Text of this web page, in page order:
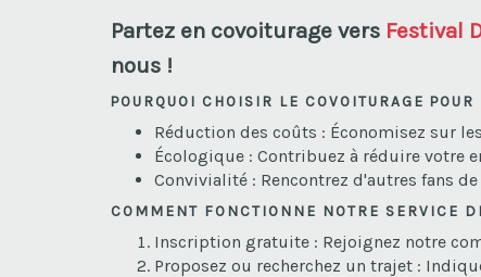
Partez en covoiturage vers Festival
nous !
POURQUOI CHOISIR LE COVOITURAGE
Réduction des coûts : Économisez sur
Écologique : Contribuez à réduire votre
Convivialité : Rencontrez d'autres fans
COMMENT FONCTIONNE NOTRE SERVICE
Inscription gratuite : Rejoignez notre
Proposez ou recherchez un trajet :